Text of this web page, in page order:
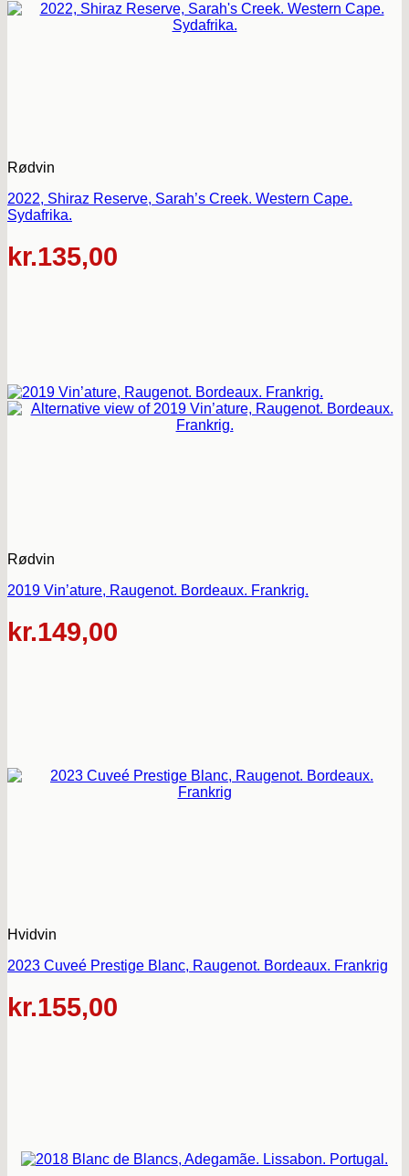
Rødvin
2022, Shiraz Reserve, Sarah’s Creek. Western Cape.
Sydafrika.
kr.135,00
Rødvin
2019 Vin’ature, Raugenot. Bordeaux. Frankrig.
kr.149,00
Hvidvin
2023 Cuveé Prestige Blanc, Raugenot. Bordeaux. Frankrig
kr.155,00